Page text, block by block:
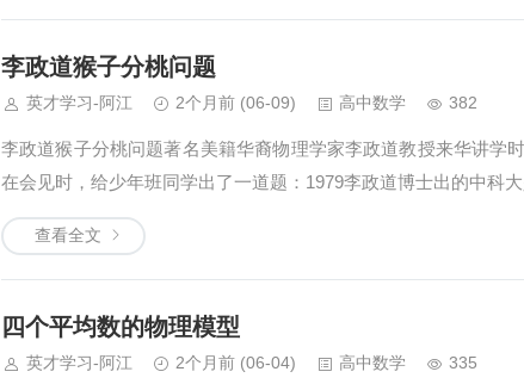
李政道猴子分桃问题
英才学习-阿江 2个月前 (06-09) 高中数学 382
李政道猴子分桃问题著名美籍华裔物理学家李政道教授来华讲学
在会见时，给少年班同学出了一道题：1979李政道博士出的中科
查看全文
四个平均数的物理模型
英才学习-阿江 2个月前 (06-04) 高中数学 335